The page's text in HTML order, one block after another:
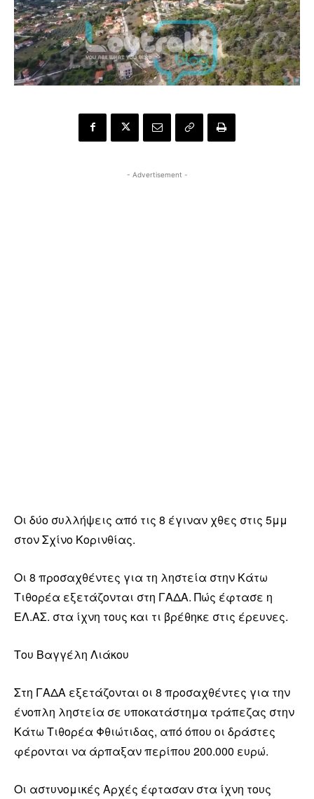
- Advertisement -
Οι δύο συλλήψεις από τις 8 έγιναν χθες στις 5μμ
στον Σχίνο Κορινθίας.
Οι 8 προσαχθέντες για τη ληστεία στην Κάτω
Τιθορέα εξετάζονται στη ΓΑΔΑ. Πώς έφτασε η
ΕΛ.ΑΣ. στα ίχνη τους και τι βρέθηκε στις έρευνες.
Του Βαγγέλη Λιάκου
Στη ΓΑΔΑ εξετάζονται οι 8 προσαχθέντες για την
ένοπλη ληστεία σε υποκατάστημα τράπεζας στην
Κάτω Τιθορέα Φθιώτιδας, από όπου οι δράστες
φέρονται να άρπαξαν περίπου 200.000 ευρώ.
Οι αστυνομικές Αρχές έφτασαν στα ίχνη τους